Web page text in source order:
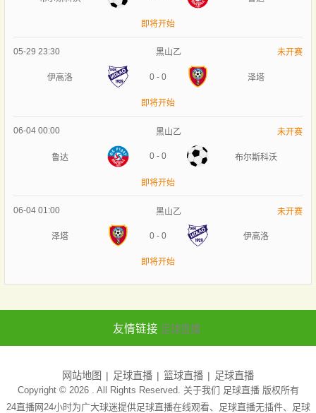
即将开始
05-29 23:30 黑山乙 未开赛
伊高洛 0 - 0 泽塔
即将开始
06-04 00:00 黑山乙 未开赛
鲁达 0 - 0 布尔斯科沃
即将开始
06-04 01:00 黑山乙 未开赛
泽塔 0 - 0 伊高洛
即将开始
友情链接 足球直播
网站地图 足球直播 篮球直播 足球直播
Copyright © 2026 . All Rights Reserved. 关于我们 足球直播版权所有
24直播网24小时为广大球迷提供足球直播在线观看、足球直播无插件、足球